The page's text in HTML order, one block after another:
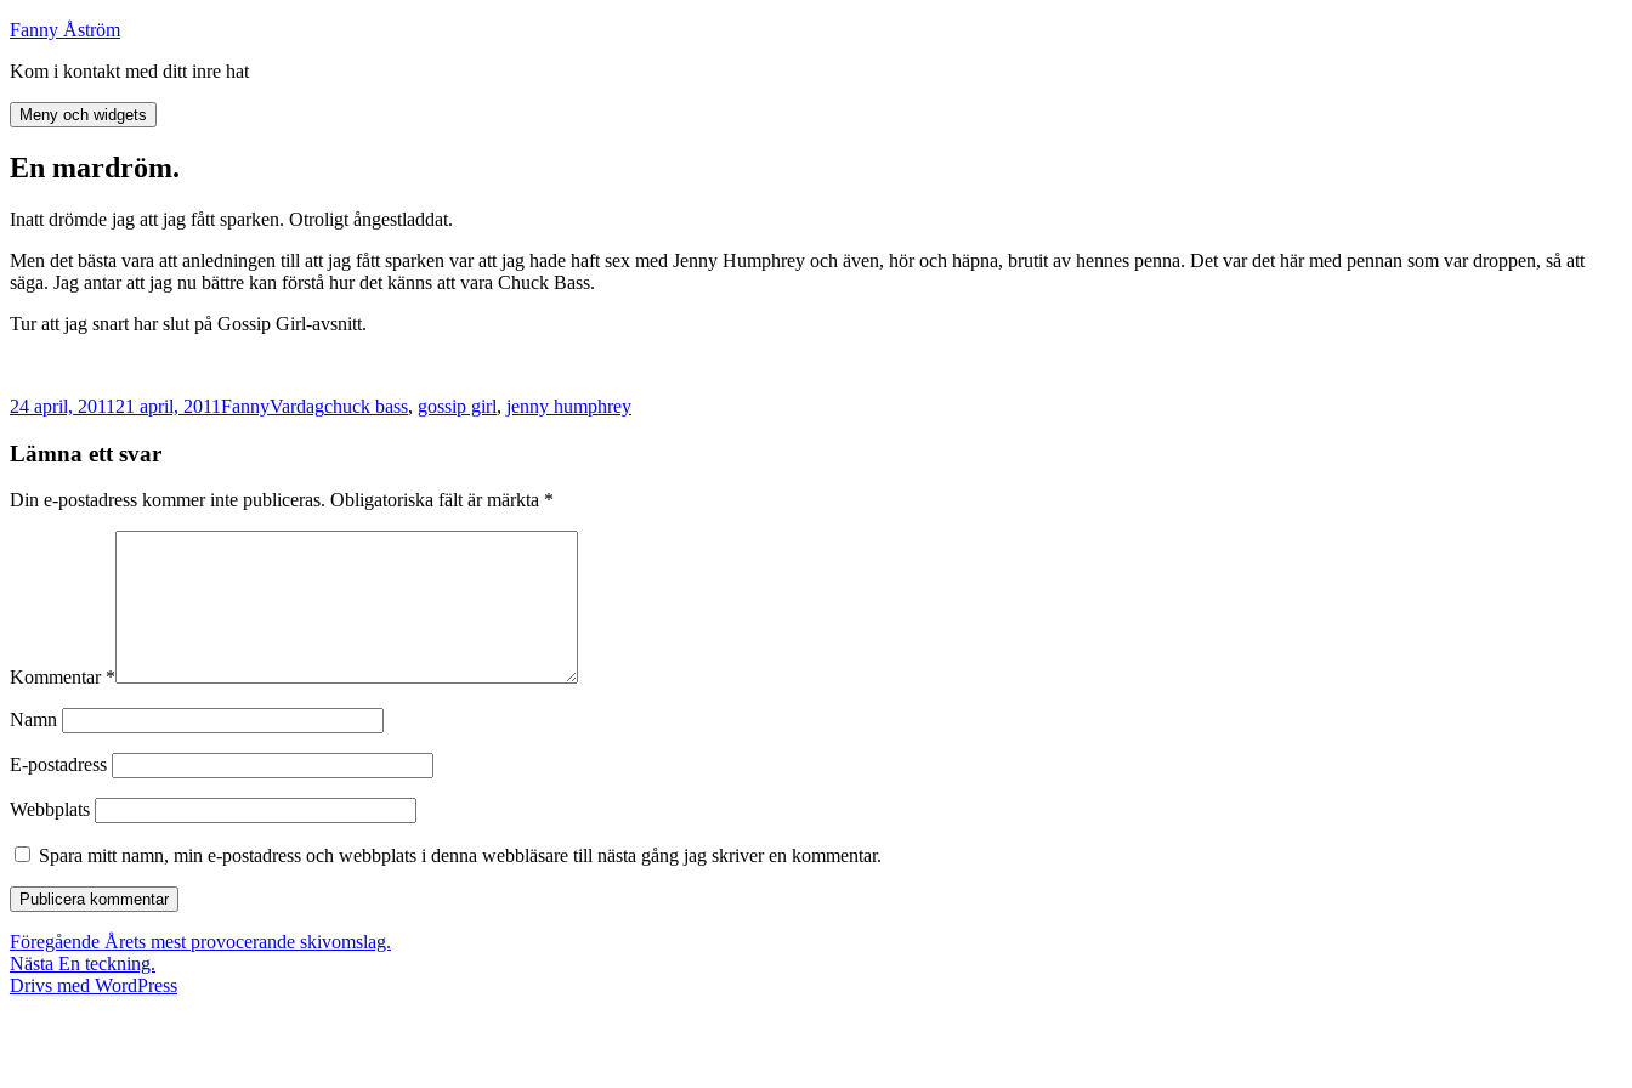
Hoppa
innehåll
Fanny Åström
Kom i kontakt med ditt inre hat
Meny och widgets
En mardröm.
Inatt drömde jag att jag fått sparken. Otroligt ångestladdat.
Men det bästa vara att anledningen till att jag fått sparken var att jag hade haft sex med Jenny Humphrey och även, hör och häpna, brutit av hennes penna. Det var det här med pennan som var droppen, så att
säga. Jag antar att jag nu bättre kan förstå hur det känns att vara Chuck Bass.
Tur att jag snart har slut på Gossip Girl-avsnitt.
Postat
24 april, 2011 21 april, 2011Författare
FannyKategorier
VardagTaggar
chuck bass, gossip girl, jenny humphrey
Lämna ett svar
Din e-postadress kommer inte publiceras. Obligatoriska fält är märkta *
Kommentar *
Namn
E-postadress
Webbplats
Spara mitt namn, min e-postadress och webbplats i denna webbläsare till nästa gång jag skriver en kommentar.
Inläggsnavigering
Föregående Föregående
inlägg:
Årets mest provocerande skivomslag.
Nästa Nästa
inlägg:
En teckning.
Drivs med WordPress